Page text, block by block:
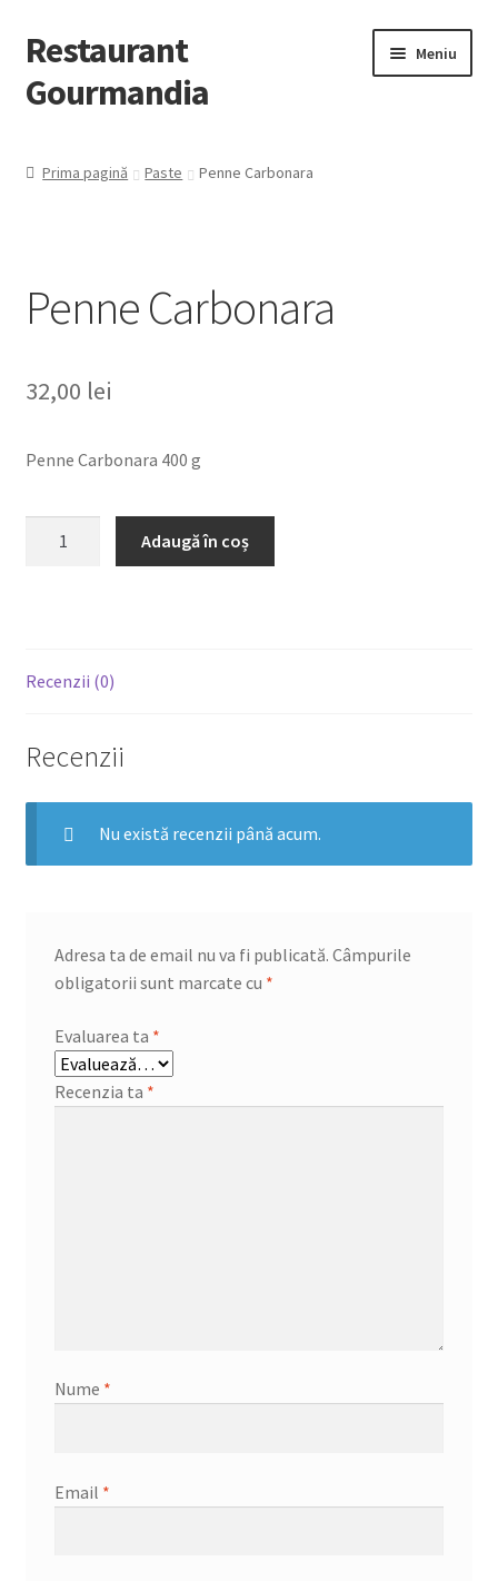
Restaurant
Gourmandia
Meniu
Preparate
Prima pagină Paste Penne Carbonara
Penne Carbonara
32,00 lei
Penne Carbonara 400 g
Adaugă în coș
Recenzii (0)
Recenzii
Nu există recenzii până acum.
Adresa ta de email nu va fi publicată. Câmpurile
obligatorii sunt marcate cu *
Evaluarea ta *
Recenzia ta *
Nume *
Email *